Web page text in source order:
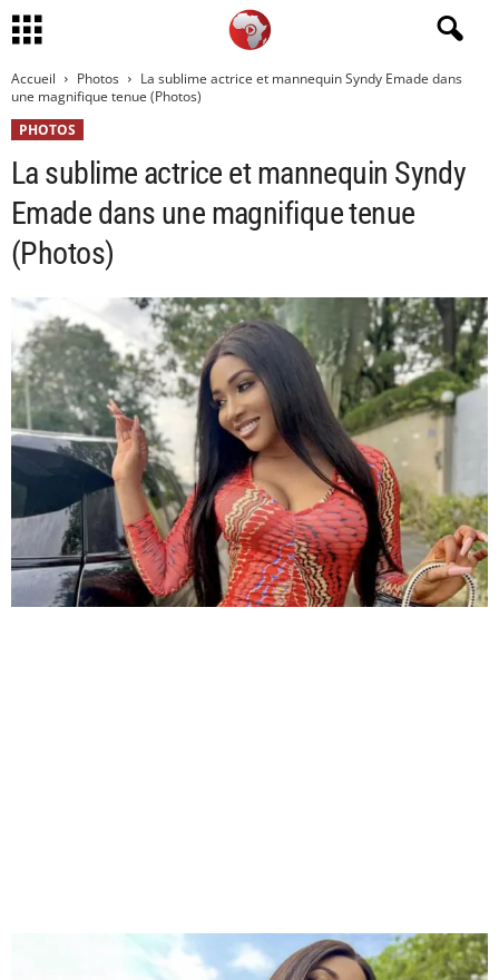
Accueil Photos
La sublime actrice et mannequin Syndy Emade dans
une magnifique tenue (Photos)
PHOTOS
La sublime actrice et mannequin Syndy
Emade dans une magnifique tenue
(Photos)